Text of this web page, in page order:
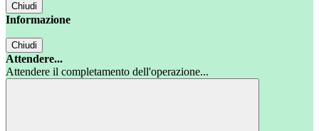
Chiudi
Informazione
Chiudi
Attendere...
Attendere il completamento dell'operazione...